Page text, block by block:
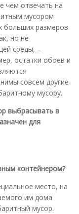
чем отвечать на
мусором
больших размеров
но не
среды, –
остатки обоев и
совсем другие
мусору.
выбрасывать в
для
контейнером?
место, на
им дома
мусор.